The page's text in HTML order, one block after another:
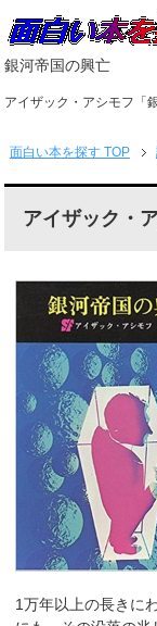
銀河帝国の興亡
アイザック・アシモフ「
面白い本を探すTOP
アイザック・
1万年以上の長きに